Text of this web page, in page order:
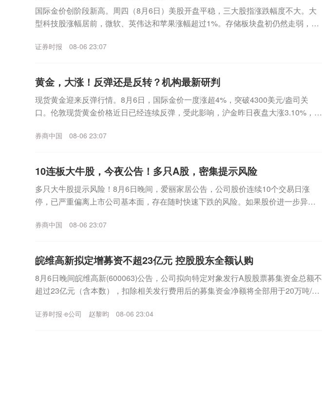
国际金价创阶段新高。周四（8月6日）美股开盘平稳，三大股指涨跌幅度不大。大
型科技股涨幅居前，微软、英伟达和苹果涨幅超过1%。存储板块盘初仍然走弱，SK
证券时报 08-06 23:07
黄金，大涨！反弹还是反转？机构最新研判
现货黄金迎来反弹行情。8月6日，国际金价一度涨超4%，突破4300美元/盎司关
口。伦敦现货黄金价格近日已经连续反弹，受此影响，沪金昨日夜盘大涨3.10%，今
券商中国 08-06 23:07
10连板大牛股，今夜公告！多只A股，密集提示风险
多只大牛股提示风险！8月6日晚间，爱丽家居公告，公司股价连续10个交易日涨
停，已严重偏离上市公司基本面，存在随时快速下跌的风险。如果股价进一步异常
券商中国 08-06 23:07
皖维高新拟定增募资不超23亿元 控股股东全额认购
8月6日晚间皖维高新(600063)公告，公司拟向特定对象发行A股股票募集资金总额不
超过23亿元（含本数），扣除相关发行费用后的募集资金净额将全部用于20万吨/年
证券时报·e公司 赵黎昀 08-06 23:04